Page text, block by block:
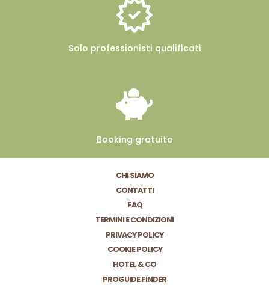
Solo professionisti qualificati
Booking gratuito
CHI SIAMO
CONTATTI
FAQ
TERMINI E CONDIZIONI
PRIVACY POLICY
COOKIE POLICY
HOTEL & CO
PROGUIDE FINDER